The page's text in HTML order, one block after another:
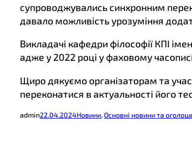
супроводжувались синхронним
давало можливість урозуміння
Викладачі кафедри філософії КПІ
адже у 2022 році у фаховому
Щиро дякуємо організаторам та
переконатися в актуальності його
admin22.04.2024Новини, Основні новини та